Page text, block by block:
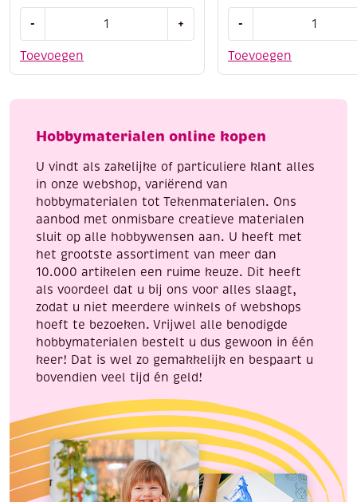
Toevoegen
-
3
meter,
eye
+
Toevoegen
-
set
mix
Hobbymaterialen online kopen
U vindt als zakelijke of particuliere klant alles
in onze webshop, variërend van
hobbymaterialen tot Tekenmaterialen. Ons
aanbod met onmisbare creatieve materialen
sluit op alle hobbywensen aan. U heeft met
het grootste assortiment van meer dan
10.000 artikelen een ruime keuze. Dit heeft
als voordeel dat u bij ons voor alles slaagt,
zodat u niet meerdere winkels of webshops
hoeft te bezoeken. Vrijwel alle benodigde
hobbymaterialen bestelt u dus gewoon in één
keer! Dat is wel zo gemakkelijk en bespaart u
bovendien veel tijd én geld!